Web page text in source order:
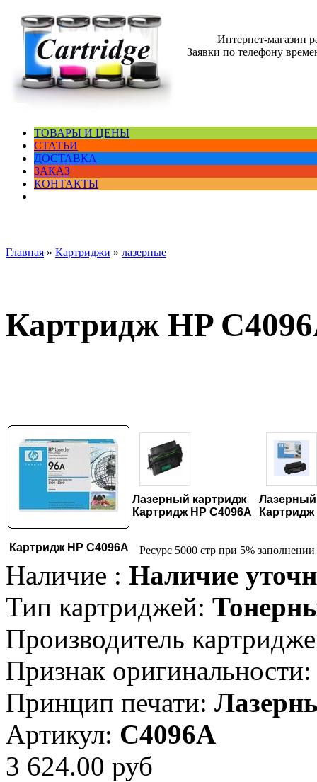
Интернет-магазин
Заявки по телефону
ТОВАРЫ И ЦЕНЫ
СТАТЬИ
ДОСТАВКА
ЗАКАЗ
КОНТАКТЫ
Главная » Картриджи » лазерные
Картридж HP
Картридж HP C4096A
Лазерный картридж
Картридж HP C4096A
Картридж
Ресурс 5000 стр при 5% заполнении
Наличие : Наличие
Тип картриджей:
Производитель
Признак оригинальности:
Принцип печати:
Артикул: C4096A
3 624.00 руб